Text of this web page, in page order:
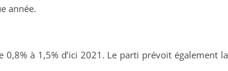
année.
à 1,5% d’ici 2021. Le parti prévoit également la